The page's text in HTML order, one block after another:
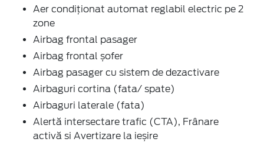
Aer condiționat automat reglabil electric pe 2
zone
Airbag frontal pasager
Airbag frontal șofer
Airbag pasager cu sistem de dezactivare
Airbaguri cortina (fata/ spate)
Airbaguri laterale (fata)
Alertă intersectare trafic (CTA), Frânare
activă si Avertizare la ieșire